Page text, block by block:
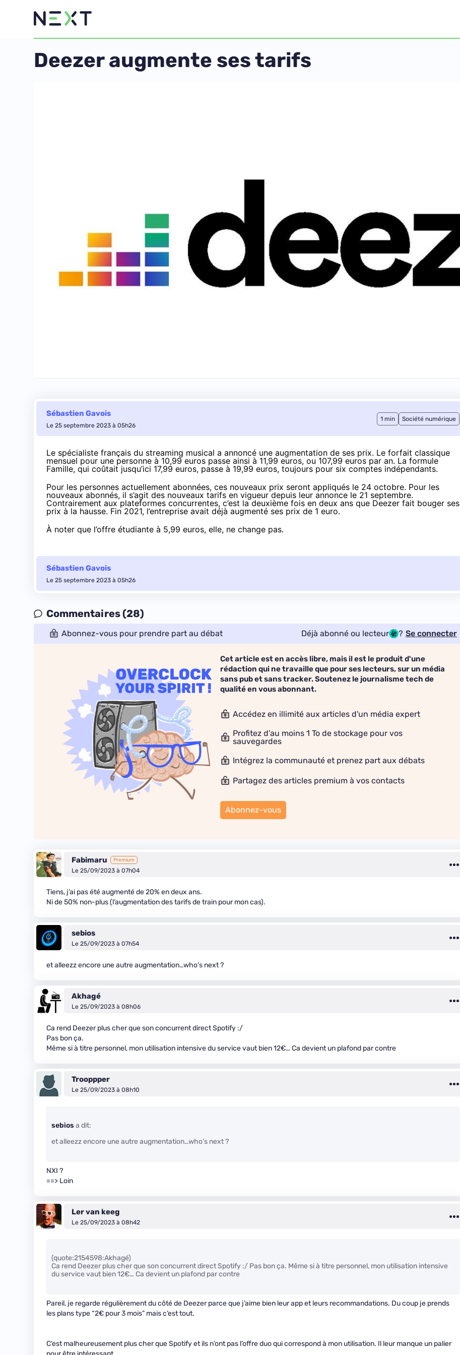
Deezer augmente ses tarifs
Sébastien Gavois
Le 25 septembre 2023 à 05h26
1 min Société numérique
Le spécialiste français du streaming musical a annoncé une augmentation de ses prix. Le forfait classique
mensuel pour une personne à 10,99 euros passe ainsi à 11,99 euros, ou 107,99 euros par an. La formule
Famille, qui coûtait jusqu’ici 17,99 euros, passe à 19,99 euros, toujours pour six comptes indépendants.
Pour les personnes actuellement abonnées, ces nouveaux prix seront appliqués le 24 octobre. Pour les
nouveaux abonnés, il s’agit des nouveaux tarifs en vigueur depuis leur annonce le 21 septembre.
Contrairement aux plateformes concurrentes, c’est la deuxième fois en deux ans que Deezer fait bouger ses
prix à la hausse. Fin 2021, l’entreprise avait déjà augmenté ses prix de 1 euro.
À noter que l’offre étudiante à 5,99 euros, elle, ne change pas.
Sébastien Gavois
Le 25 septembre 2023 à 05h26
Commentaires (28)
Abonnez-vous pour prendre part au débat Déjà abonné ou lecteur ? Se connecter
Cet article est en accès libre, mais il est le produit d'une
rédaction qui ne travaille que pour ses lecteurs, sur un média
sans pub et sans tracker. Soutenez le journalisme tech de
qualité en vous abonnant.
Accédez en illimité aux articles d'un média expert
Profitez d'au moins 1 To de stockage pour vos
sauvegardes
Intégrez la communauté et prenez part aux débats
Partagez des articles premium à vos contacts
Abonnez-vous
Fabimaru Premium
Le 25/09/2023 à 07h04
Tiens, j’ai pas été augmenté de 20% en deux ans.
Ni de 50% non-plus (l’augmentation des tarifs de train pour mon cas).
sebios
Le 25/09/2023 à 07h54
et alleezz encore une autre augmentation…who’s next ?
Akhagé
Le 25/09/2023 à 08h06
Ca rend Deezer plus cher que son concurrent direct Spotify :/
Pas bon ça.
Même si à titre personnel, mon utilisation intensive du service vaut bien 12€… Ca devient un plafond par contre
Trooppper
Le 25/09/2023 à 08h10
sebios a dit:
et alleezz encore une autre augmentation…who’s next ?
NXI ?
==> Loin
Ler van keeg
Le 25/09/2023 à 08h42
(quote:2154598:Akhagé)
Ca rend Deezer plus cher que son concurrent direct Spotify :/ Pas bon ça. Même si à titre personnel, mon utilisation intensive
du service vaut bien 12€… Ca devient un plafond par contre
Pareil, je regarde régulièrement du côté de Deezer parce que j’aime bien leur app et leurs recommandations. Du coup je prends
les plans type “2€ pour 3 mois” mais c’est tout.
C’est malheureusement plus cher que Spotify et ils n’ont pas l’offre duo qui correspond à mon utilisation. Il leur manque un palier